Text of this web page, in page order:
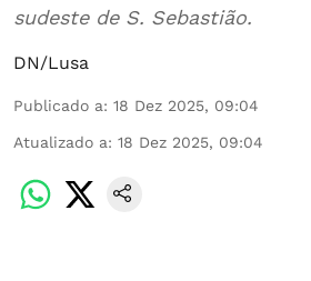
sudeste de S. Sebastião.
DN/Lusa
Publicado a: 18 Dez 2025, 09:04
Atualizado a: 18 Dez 2025, 09:04